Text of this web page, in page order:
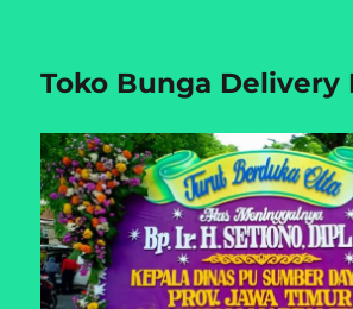
Toko Bunga Delivery